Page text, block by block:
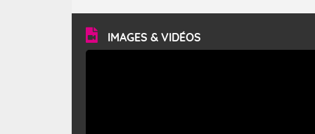
vitesse moyenne de 50 km/h et atteindre 80 à 100 km/h
en rafales, parfois davantage. Il parcourt la basse vallée
du Rhône et la Provence et envahit le littoral
méditerranéen à partir de la Camargue.
IMAGES & VIDÉOS